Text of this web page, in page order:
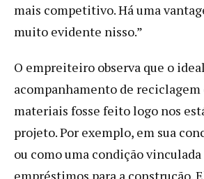
mais competitivo. Há uma
muito evidente nisso.”
O empreiteiro observa que o
acompanhamento de
materiais fosse feito logo nos
projeto. Por exemplo, em sua
ou como uma condição
empréstimos para a construção.